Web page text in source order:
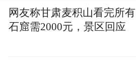
网友称甘肃麦积山看完所有
石窟需2000元，景区回应